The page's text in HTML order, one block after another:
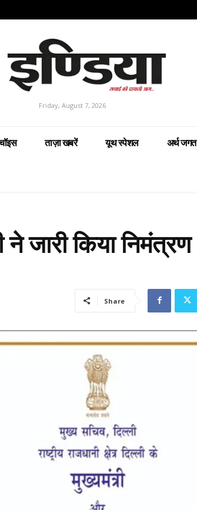
Friday, August 7, 2026
ताज़ा खबरें यूथ स्पेशल अर्थ जगत
जारी किया निमंत्रण
Share